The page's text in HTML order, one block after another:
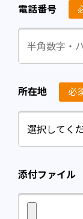
電話番号
所在地 必
添付ファイル
ファイルを添